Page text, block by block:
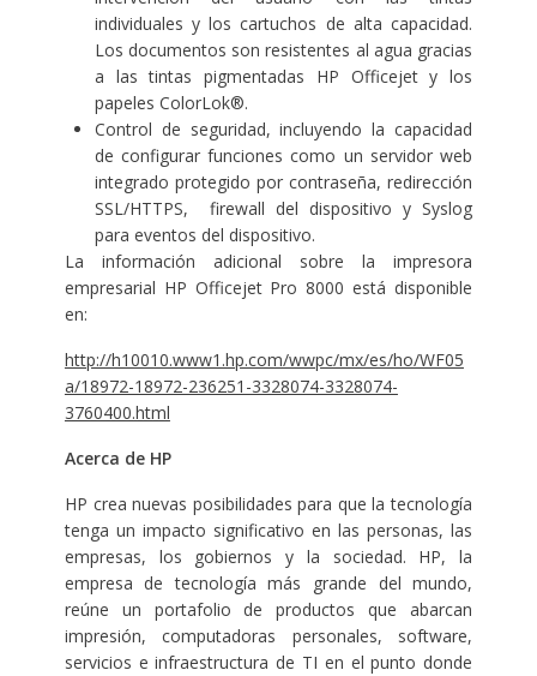
individuales y los cartuchos de alta capacidad.
Los documentos son resistentes al agua gracias
a las tintas pigmentadas HP Officejet y los
papeles ColorLok®.
Control de seguridad, incluyendo la capacidad
de configurar funciones como un servidor web
integrado protegido por contraseña, redirección
SSL/HTTPS, firewall del dispositivo y Syslog
para eventos del dispositivo.
La información adicional sobre la impresora
empresarial HP Officejet Pro 8000 está disponible
en:
http://h10010.www1.hp.com/wwpc/mx/es/ho/WF05
a/18972-18972-236251-3328074-3328074-
3760400.html
Acerca de HP
HP crea nuevas posibilidades para que la tecnología
tenga un impacto significativo en las personas, las
empresas, los gobiernos y la sociedad. HP, la
empresa de tecnología más grande del mundo,
reúne un portafolio de productos que abarcan
impresión, computadoras personales, software,
servicios e infraestructura de TI en el punto donde